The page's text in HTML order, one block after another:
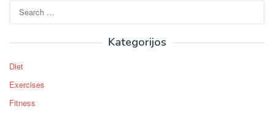
for:
Kategorijos
Diet
Exercises
Fitness